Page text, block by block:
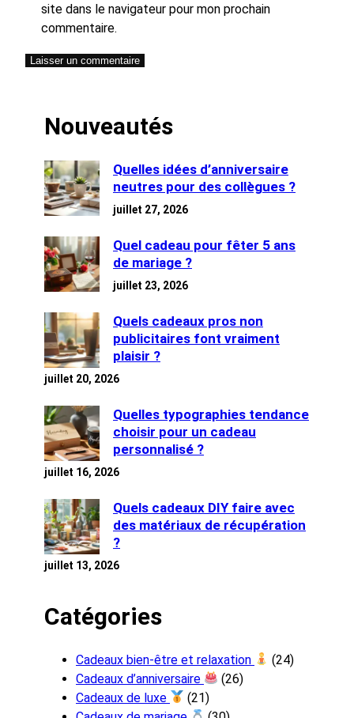
site dans le navigateur pour mon prochain
commentaire.
Nouveautés
Quelles idées d’anniversaire
neutres pour des collègues ?
juillet 27, 2026
Quel cadeau pour fêter 5 ans
de mariage ?
juillet 23, 2026
Quels cadeaux pros non
publicitaires font vraiment
plaisir ?
juillet 20, 2026
Quelles typographies tendance
choisir pour un cadeau
personnalisé ?
juillet 16, 2026
Quels cadeaux DIY faire avec
des matériaux de récupération
?
juillet 13, 2026
Catégories
Cadeaux bien-être et relaxation
(24)
Cadeaux d’anniversaire
(26)
Cadeaux de luxe
(21)